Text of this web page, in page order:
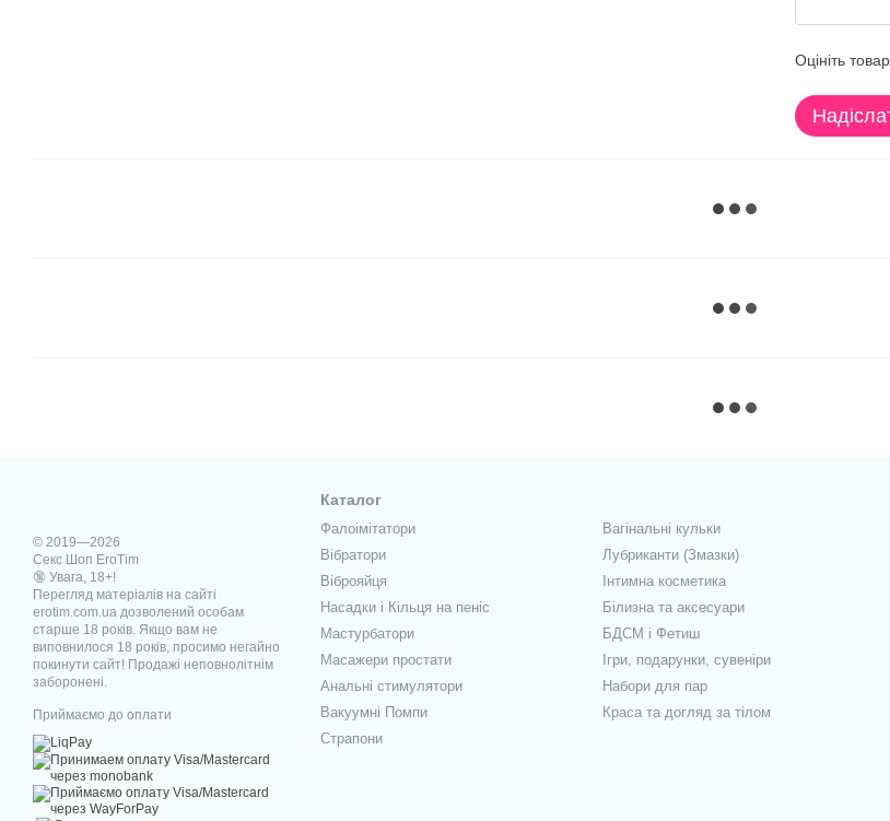
Оцініть товар
© 2019—2026
Секс Шоп EroTim
🔞 Увага, 18+!
Перегляд матеріалів на сайті
erotim.com.ua дозволений особам
старше 18 років. Якщо вам не
виповнилося 18 років, просимо негайно
покинути сайт! Продажі неповнолітнім
заборонені.
Приймаємо до оплати
Каталог
Фалоімітатори
Вібратори
Віброяйця
Насадки і Кільця на пеніс
Мастурбатори
Масажери простати
Анальні стимулятори
Вакуумні Помпи
Страпони
Вагінальні кульки
Лубриканти (Змазки)
Інтимна косметика
Білизна та аксесуари
БДСМ і Фетиш
Ігри, подарунки, сувеніри
Набори для пар
Краса та догляд за тілом